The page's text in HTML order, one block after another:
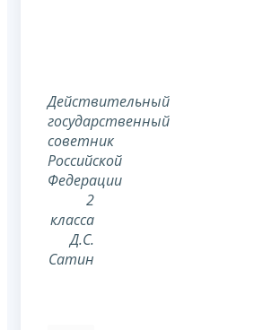
Действительный
государственный
советник
Российской
Федерации
2
класса
Д.С.
Сатин